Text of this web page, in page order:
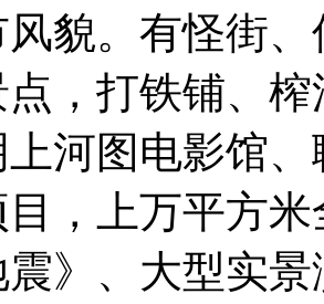
貌。有怪街
，打铁铺、
河图电影馆
，上万平方
震》、大型实